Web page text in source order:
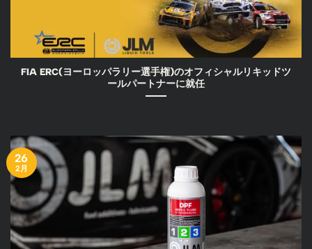
FIA ERC(ヨーロッパラリー選手権)のオフィシャルリキッドツ
ールパートナーに就任
26
2月